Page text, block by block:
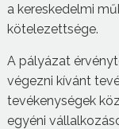
a kereskedelmi
kötelezettsége.
A pályázat
végezni kívánt
tevékenységek
egyéni